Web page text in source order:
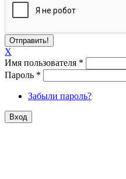
X
Имя пользователя *
Пароль *
Забыли пароль?